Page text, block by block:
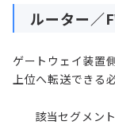
ルーター／
ゲートウェイ装置
上位へ転送できる
該当セグメン